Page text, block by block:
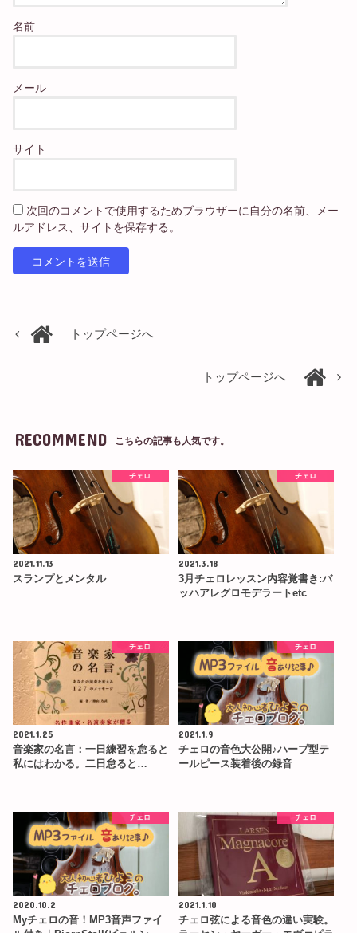
名前
メール
サイト
次回のコメントで使用するためブラウザーに自分の名前、メー
ルアドレス、サイトを保存する。
トップページへ
トップページへ
RECOMMEND こちらの記事も人気です。
チェロ
2021.11.13
スランプとメンタル
チェロ
2021.3.18
3月チェロレッスン内容覚書き:バ
ッハアレグロモデラートetc
チェロ
2021.1.25
音楽家の名言：一日練習を怠ると
私にはわかる。二日怠ると…
チェロ
2021.1.9
チェロの音色大公開♪ハープ型テ
ールピース装着後の録音
チェロ
2020.10.2
Myチェロの音！MP3音声ファイ
チェロ
2021.1.10
チェロ弦による音色の違い実験。